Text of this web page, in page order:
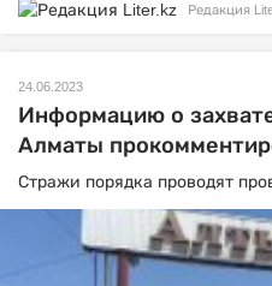
Редакция
24.06.2023
Информацию о
Алматы
Стражи порядка проводят